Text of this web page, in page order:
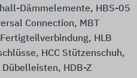
Dämmelemente, HBS-05
Connection, MBT
HLB
HCC Stützenschuh,
Dübelleisten, HDB-Z